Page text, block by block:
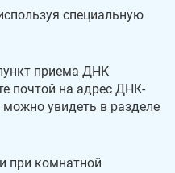
специальную
приема ДНК
почтой на адрес ДНК-
увидеть в разделе
при комнатной